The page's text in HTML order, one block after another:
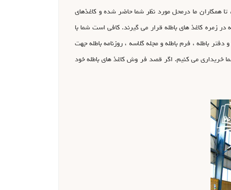
می شود. تنها کافی است که با همکاران ما در کاغذ24 تماس حاصل فرمایید ، تا همکاران ما درمحل مورد نظر شما حاضر شده و کاغذهای
زمره کاغذ های باطله قرار می گیرند. کافی است شما با
و دفتر باطله ، فرم باطله و مجله گلاسه ، روزنامه باطله جهت
خریداری می کنیم. اگر قصد فر وش کاغذ های باطله خود